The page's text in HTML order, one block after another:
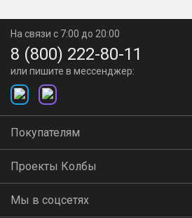
На связи с 7:00 до 20:00
8 (800) 222-80-11
или пишите в мессенджер:
Покупателям
Проекты Колбы
Мы в соцсетях